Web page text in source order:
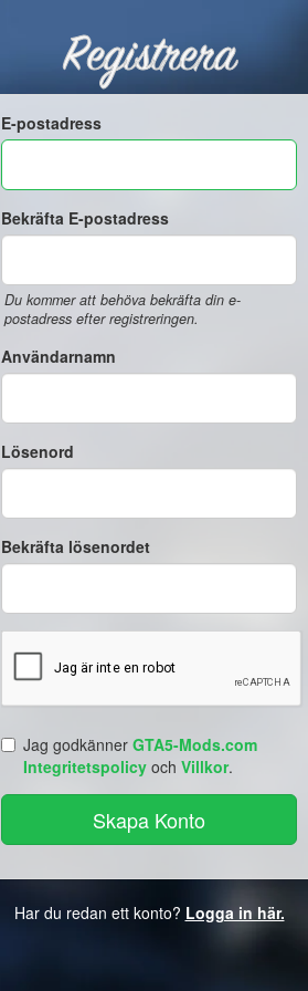
Registrera
E-postadress
Bekräfta E-postadress
Du kommer att behöva bekräfta din e-
postadress efter registreringen.
Användarnamn
Lösenord
Bekräfta lösenordet
Jag godkänner GTA5-Mods.com
Integritetspolicy och Villkor.
Har du redan ett konto? Logga in här.